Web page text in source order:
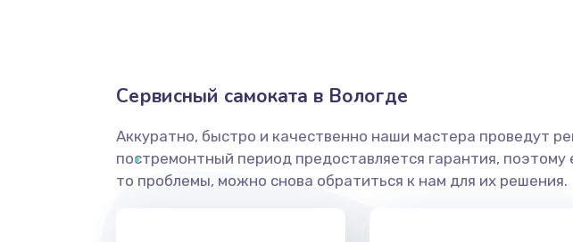
Сервисный самоката в Вологде
Аккуратно, быстро и качественно наши мастера проведут
постремонтный период предоставляется гарантия,
то проблемы, можно снова обратиться к нам для их решения.